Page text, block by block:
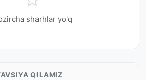
sharhlar yo'q
QILAMIZ